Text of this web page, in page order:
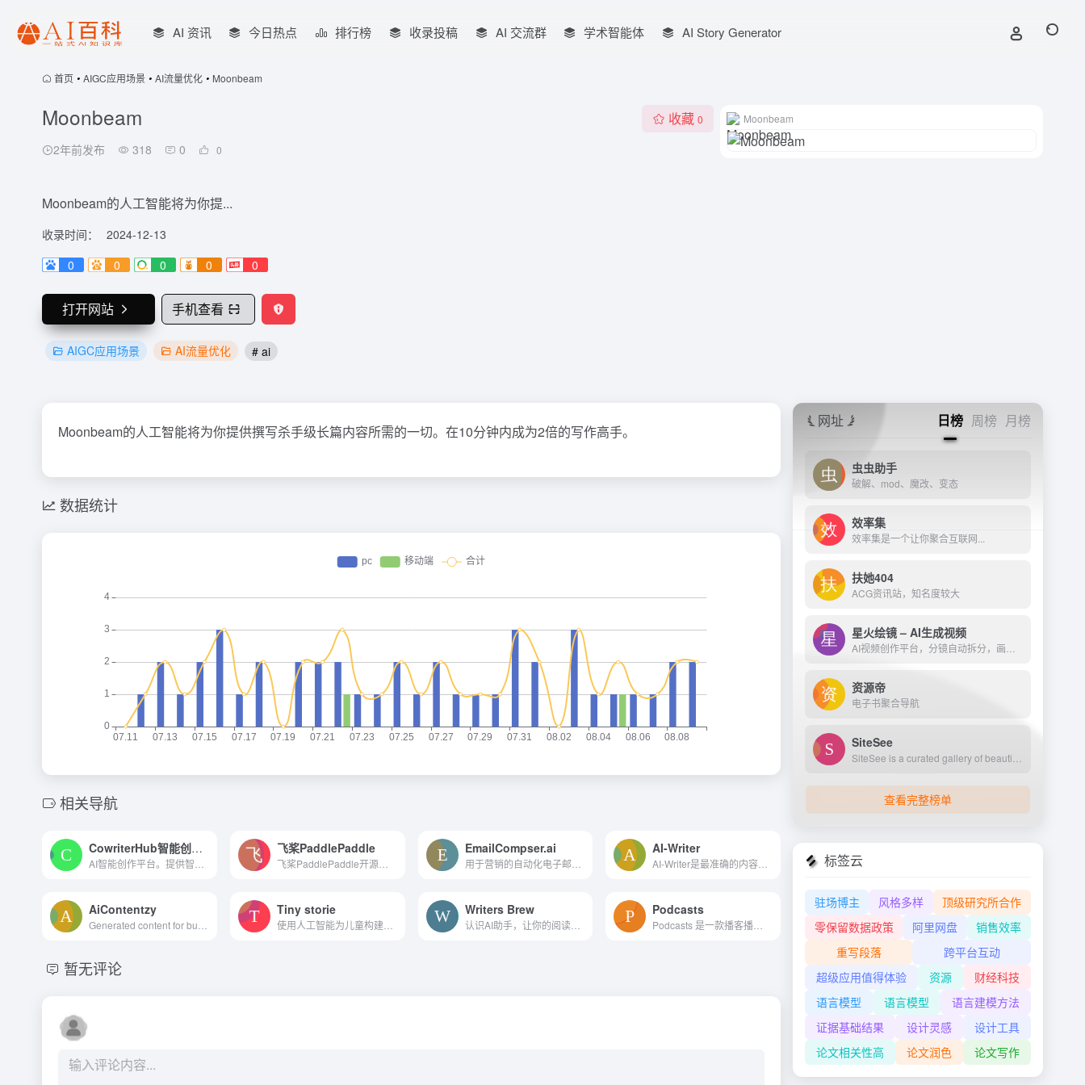
AI 资讯 今日热点 排行榜 收录投稿 AI 交流群 学术智能体 AI Story Generator
首页 • AIGC应用场景 • AI流量优化 • Moonbeam
Moonbeam
2年前发布 318 0 0
收藏 0
Moonbeam的人工智能将为你提...
收录时间：
2024-12-13
0
0 0 0 0
打开网站 手机查看
AIGC应用场景 AI流量优化 # ai
Moonbeam
Moonbeam的人工智能将为你提供撰写杀手级长篇内容所需的一切。在10分钟内成为2倍的写作高手。
数据统计
相关导航
CowriterHub智能创作平台 飞桨PaddlePaddle
飞桨PaddlePaddle开源深度学...
EmailCompser.ai AI-Writer
AiContentzy Tiny storie
使用人工智能为儿童构建个性化的音频故事
Writers Brew
认识AI助手，让你的阅读和写作速度提高2倍
Podcasts
暂无评论
网址 日榜 周榜 月榜
虫虫助手
破解、mod、魔改、变态
效率集
效率集是一个让你聚合互联网...
扶她404
ACG资讯站，知名度较大
星火绘镜 – AI生成视频
资源帝
电子书聚合导航
SiteSee
查看完整榜单
标签云
驻场博主 风格多样
顶级研究所合作
零保留数据政策
阿里网盘
销售效率
重写段落
跨平台互动
超级应用值得体验
资源
财经科技
语言模型
语言模型
语言建模方法
证据基础结果
设计灵感
设计工具
论文相关性高
论文润色 论文写作